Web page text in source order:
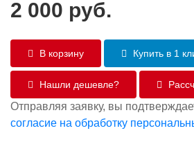
2 000 руб.
В корзину Купить в 1
Нашли дешевле?
Отправляя заявку, вы
согласие на обработку